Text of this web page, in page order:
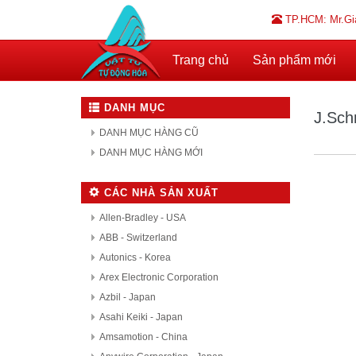
TP.HCM:
Trang chủ Sản phẩm mới
DANH MỤC
DANH MỤC HÀNG CŨ
DANH MỤC HÀNG MỚI
CÁC NHÀ SẢN XUẤT
Allen-Bradley - USA
ABB - Switzerland
Autonics - Korea
Arex Electronic Corporation
Azbil - Japan
Asahi Keiki - Japan
Amsamotion - China